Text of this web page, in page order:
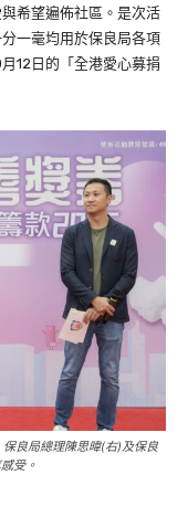
希望遍佈社區。是次活
一毫均用於保良局各項
12日的「全港愛心募捐
良局總理陳思暐(右)及保良
受。